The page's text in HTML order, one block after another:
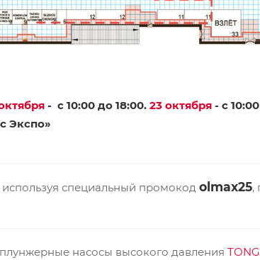
- с 10:00 до 18:00. 23 октября - с
Экспо»
специальный промокод olmax25,
насосы высокого давления